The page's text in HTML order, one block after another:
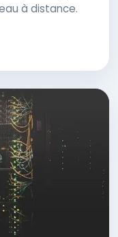
à distance.